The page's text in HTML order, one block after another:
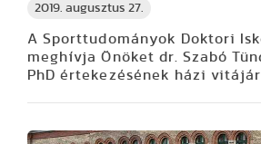
2019. augusztus 27.
A Sporttudományok Doktori
meghívja Önöket dr. Szabó
PhD értekezésének házi